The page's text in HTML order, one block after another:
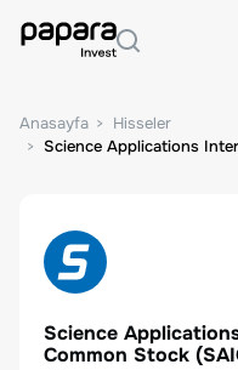
Anasayfa
Hisseler
Science Applications
Science
Common Stock (